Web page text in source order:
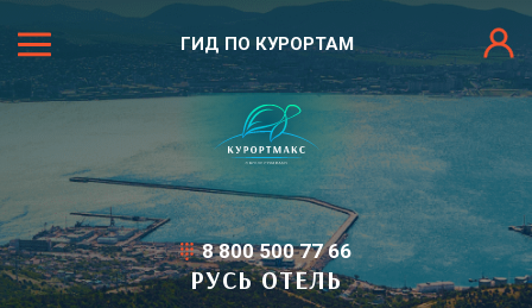
ГИД ПО КУРОРТАМ
8 800 500 77 66
РУСЬ ОТЕЛЬ